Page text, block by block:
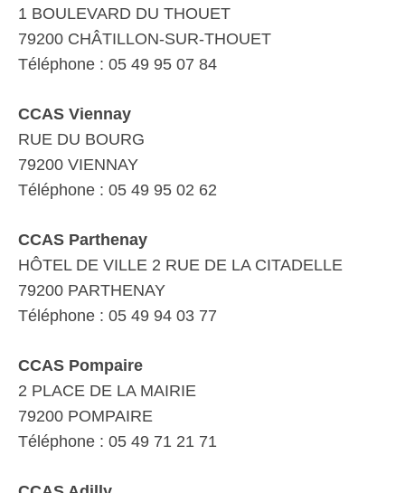
1 BOULEVARD DU THOUET
79200 CHÂTILLON-SUR-THOUET
Téléphone : 05 49 95 07 84
CCAS Viennay
RUE DU BOURG
79200 VIENNAY
Téléphone : 05 49 95 02 62
CCAS Parthenay
HÔTEL DE VILLE 2 RUE DE LA CITADELLE
79200 PARTHENAY
Téléphone : 05 49 94 03 77
CCAS Pompaire
2 PLACE DE LA MAIRIE
79200 POMPAIRE
Téléphone : 05 49 71 21 71